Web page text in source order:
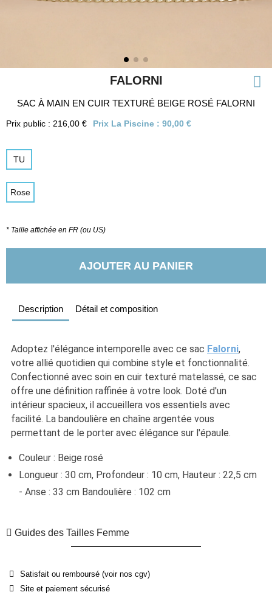
FALORNI
SAC À MAIN EN CUIR TEXTURÉ BEIGE ROSÉ FALORNI
Prix public : 216,00 € Prix La Piscine : 90,00 €
TU
Rose
* Taille affichée en FR (ou US)
AJOUTER AU PANIER
Description Détail et composition
Adoptez l'élégance intemporelle avec ce sac Falorni,
votre allié quotidien qui combine style et fonctionnalité.
Confectionné avec soin en cuir texturé matelassé, ce sac
offre une définition raffinée à votre look. Doté d'un
intérieur spacieux, il accueillera vos essentiels avec
facilité. La bandoulière en chaîne argentée vous
permettant de le porter avec élégance sur l'épaule.
Couleur : Beige rosé
Longueur : 30 cm, Profondeur : 10 cm, Hauteur : 22,5 cm
- Anse : 33 cm Bandoulière : 102 cm
Guides des Tailles Femme
Satisfait ou remboursé (voir nos cgv)
Site et paiement sécurisé